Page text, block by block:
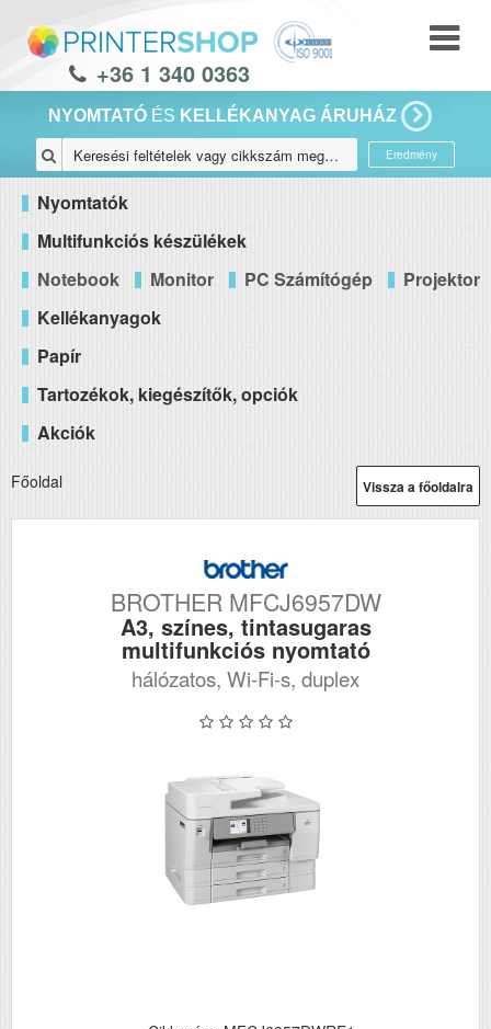
+36 1 340 0363
NYOMTATÓ ÉS KELLÉKANYAG ÁRUHÁZ
Eredmény
Nyomtatók
Multifunkciós készülékek
Notebook
Monitor PC Számítógép
Projektor
Kellékanyagok
Papír
Tartozékok, kiegészítők, opciók
Akciók
Vissza a főoldalra
Főoldal
BROTHER MFCJ6957DW
A3, színes, tintasugaras
multifunkciós nyomtató
hálózatos, Wi-Fi-s, duplex